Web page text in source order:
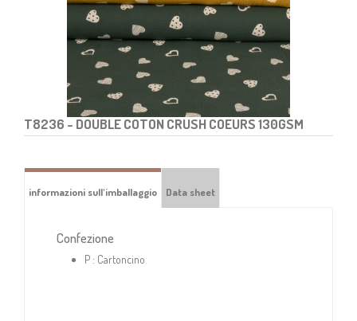
T8236 - DOUBLE COTON CRUSH COEURS 130GSM
informazioni sull'imballaggio Data sheet
Confezione
P : Cartoncino